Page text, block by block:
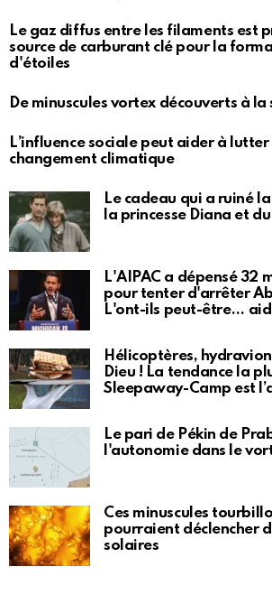
Le gaz diffus entre les filaments est
source de carburant clé pour la
d'étoiles
De minuscules vortex découverts à la
L’influence sociale peut aider à
changement climatique
Le cadeau qui a ruiné
la princesse Diana et
L'AIPAC a dépensé 32
pour tenter d'arrêter
L'ont-ils peut-être…
Hélicoptères,
Dieu ! La tendance la
Sleepaway-Camp est
Le pari de Pékin de
l'autonomie dans le
Ces minuscules
pourraient déclencher
solaires